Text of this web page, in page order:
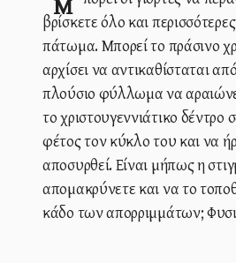
βρίσκετε όλο και
πάτωμα. Μπορεί το πράσινο
αρχίσει να αντικαθίσταται
πλούσιο φύλλωμα να
το χριστουγεννιάτικο δέντρο
φέτος τον κύκλο του και να
αποσυρθεί. Είναι μήπως η
απομακρύνετε και να το
κάδο των απορριμμάτων;